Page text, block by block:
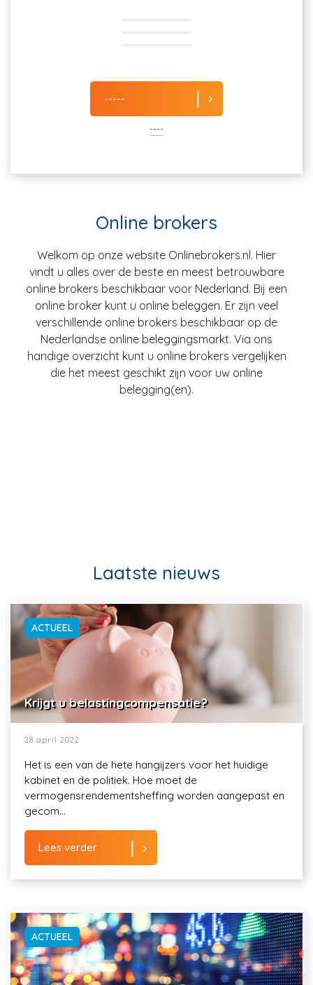
-----
----
Online brokers
Welkom op onze website Onlinebrokers.nl. Hier
vindt u alles over de beste en meest betrouwbare
online brokers beschikbaar voor Nederland. Bij een
online broker kunt u online beleggen. Er zijn veel
verschillende online brokers beschikbaar op de
Nederlandse online beleggingsmarkt. Via ons
handige overzicht kunt u online brokers vergelijken
die het meest geschikt zijn voor uw online
belegging(en).
Laatste nieuws
ACTUEEL
Krijgt u belastingcompensatie?
28 april 2022
Het is een van de hete hangijzers voor het huidige
kabinet en de politiek. Hoe moet de
vermogensrendementsheffing worden aangepast en
gecom...
Lees verder
ACTUEEL